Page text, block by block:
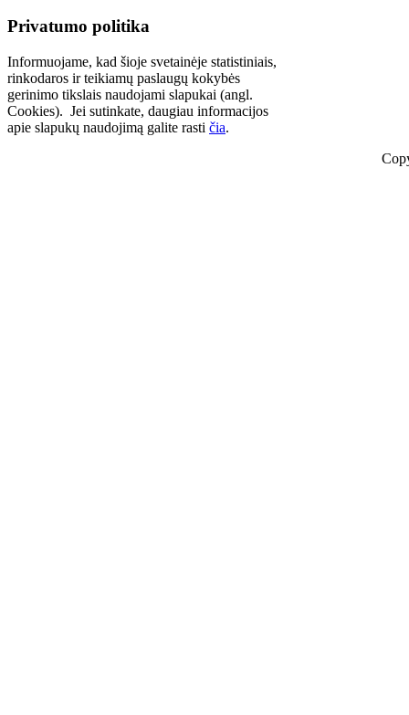
Privatumo politika
Informuojame, kad šioje svetainėje statistiniais,
rinkodaros ir teikiamų paslaugų kokybės
gerinimo tikslais naudojami slapukai (angl.
Cookies). Jei sutinkate, daugiau informacijos
apie slapukų naudojimą galite rasti čia.